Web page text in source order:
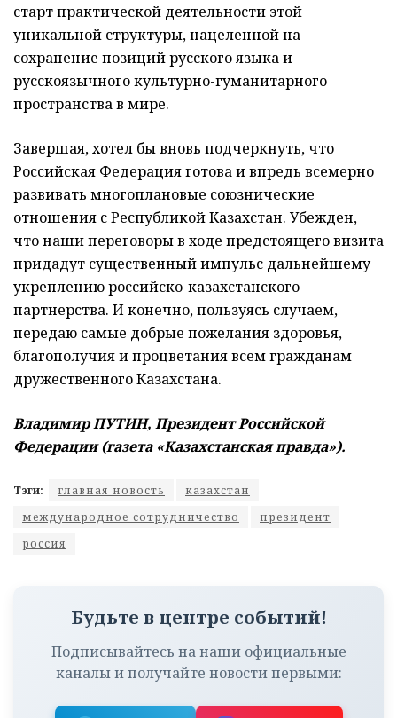
старт практической деятельности этой
уникальной структуры, нацеленной на
сохранение позиций русского языка и
русскоязычного культурно-гуманитарного
пространства в мире.
Завершая, хотел бы вновь подчеркнуть, что
Российская Федерация готова и впредь всемерно
развивать многоплановые союзнические
отношения с Респуб­ликой Казахстан. Убежден,
что наши переговоры в ходе предстоя­щего визита
придадут существенный импульс дальнейшему
укреплению российско-­казахстанского
партнерства. И конечно, пользуясь случаем,
передаю самые добрые пожелания здоровья,
благополучия и процветания всем гражданам
дружественного Казахстана.
Владимир ПУТИН, Президент Российской
Федерации (газета «Казахстанская правда»).
Тэги: главная новость
казахстан
международное сотрудничество
президент
россия
Будьте в центре событий!
Подписывайтесь на наши официальные
каналы и получайте новости первыми: